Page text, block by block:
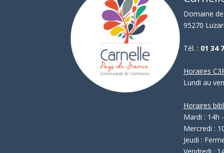
Domaine
95270
Tél. : 01 34
Horaires
Lundi au
Horaires
Mardi : 14h
Mercredi :
Jeudi :
Vendredi :